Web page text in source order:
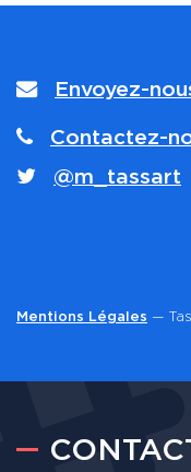
Envoyez-
Contactez-
@m_tassart
Mentions Légales —